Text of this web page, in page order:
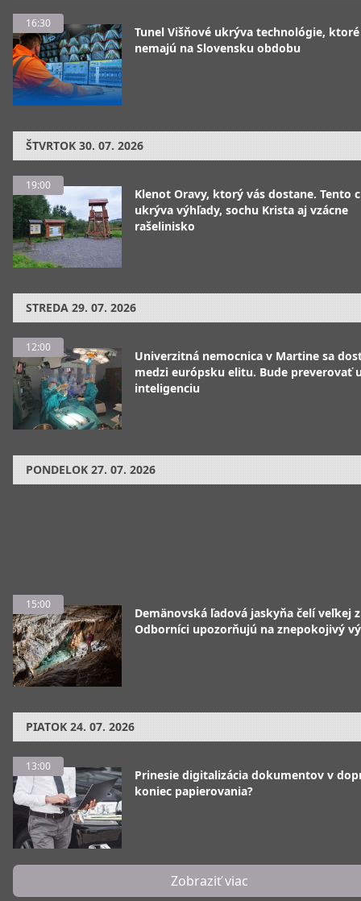
16:30
Tunel Višňové ukrýva technológie, ktoré
nemajú na Slovensku obdobu
ŠTVRTOK 30. 07. 2026
19:00
Klenot Oravy, ktorý vás dostane. Tento
ukrýva výhľady, sochu Krista aj vzácne
rašelinisko
STREDA 29. 07. 2026
12:00
Univerzitná nemocnica v Martine sa
medzi európsku elitu. Bude preverovať
inteligenciu
PONDELOK 27. 07. 2026
15:00
Demänovská ľadová jaskyňa čelí veľkej
Odborníci upozorňujú na znepokojivý
PIATOK 24. 07. 2026
13:00
Prinesie digitalizácia dokumentov v
koniec papierovania?
Zobraziť viac